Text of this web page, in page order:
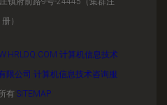
册）
计算机信息技术
限公司 计算机信息技术咨询服
有 SITEMAP